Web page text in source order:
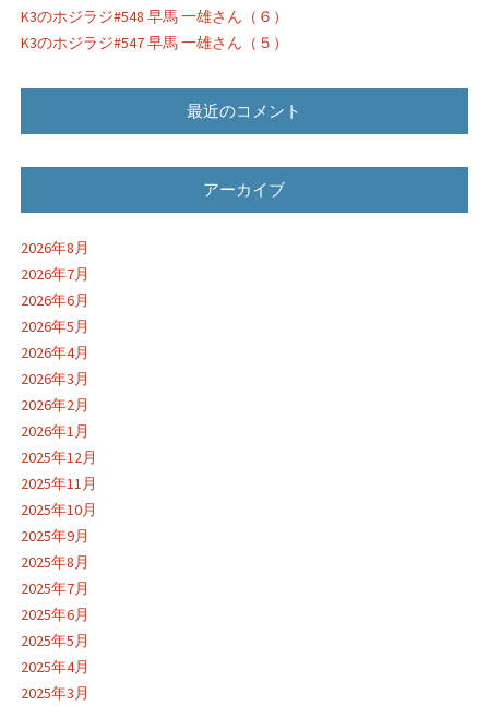
K3のホジラジ#548 早馬 一雄さん（６）
K3のホジラジ#547 早馬 一雄さん（５）
最近のコメント
アーカイブ
2026年8月
2026年7月
2026年6月
2026年5月
2026年4月
2026年3月
2026年2月
2026年1月
2025年12月
2025年11月
2025年10月
2025年9月
2025年8月
2025年7月
2025年6月
2025年5月
2025年4月
2025年3月